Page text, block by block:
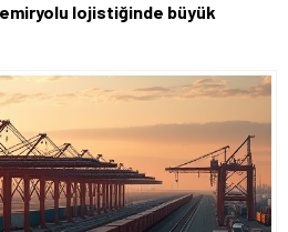
lojistiğinde büyük